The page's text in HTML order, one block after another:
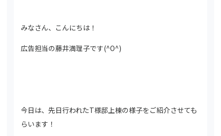
みなさん、こんにちは！
広告担当の藤井満理子です(^O^)
今日は、先日行われたT様邸上棟の様子をご紹介させても
らいます！